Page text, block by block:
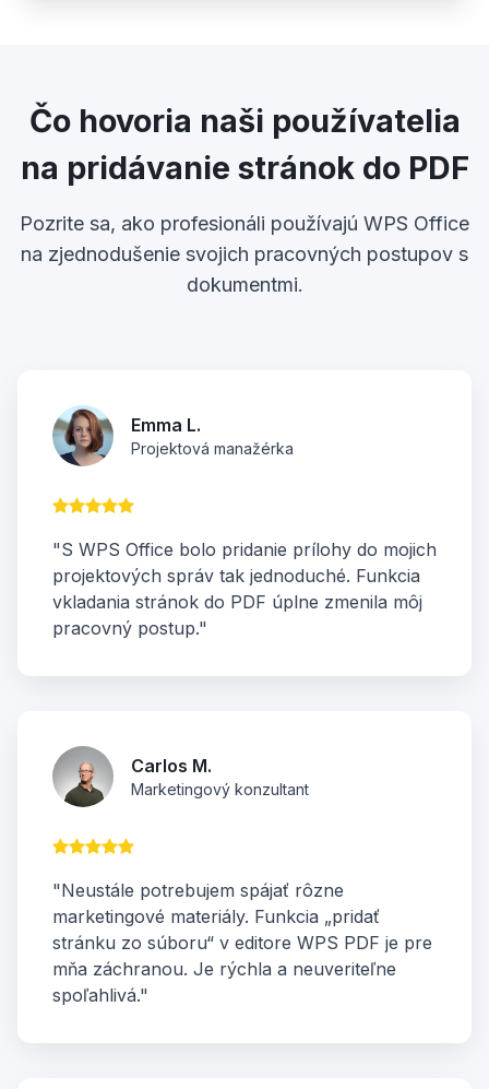
Čo hovoria naši používatelia
na pridávanie stránok do PDF
Pozrite sa, ako profesionáli používajú WPS Office
na zjednodušenie svojich pracovných postupov s
dokumentmi.
Emma L.
Projektová manažérka
"S WPS Office bolo pridanie prílohy do mojich
projektových správ tak jednoduché. Funkcia
vkladania stránok do PDF úplne zmenila môj
pracovný postup."
Carlos M.
Marketingový konzultant
"Neustále potrebujem spájať rôzne
marketingové materiály. Funkcia „pridať
stránku zo súboru“ v editore WPS PDF je pre
mňa záchranou. Je rýchla a neuveriteľne
spoľahlivá."